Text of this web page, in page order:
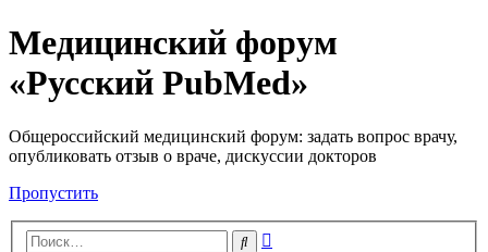
Медицинский форум
«Русский PubMed»
Общероссийский медицинский форум: задать вопрос врачу,
опубликовать отзыв о враче, дискуссии докторов
Пропустить
Поиск